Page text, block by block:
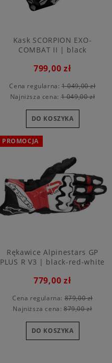
Kask SCORPION EXO-
COMBAT II | black
799,00 zł
Cena regularna: 1 049,00 zł
Najniższa cena:1 049,00 zł
DO KOSZYKA
Rękawice Alpinestars GP
PLUS R V3 | black-red-white
779,00 zł
Cena regularna:879,00 zł
Najniższa cena:879,00 zł
DO KOSZYKA
PROMOCJA